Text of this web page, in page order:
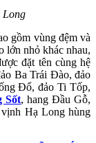
Long
gồm vùng đệm và
lớn nhỏ khác nhau,
đặt tên cùng hệ
Ba Trái Đào, đảo
Đổ, đảo Ti Tốp,
Sốt, hang Đầu Gỗ,
Hạ Long hùng